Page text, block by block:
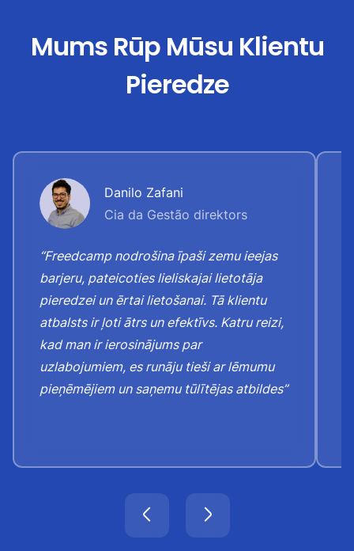
Mums Rūp Mūsu Klientu
Pieredze
Danilo Zafani
Cia da Gestão direktors
“Freedcamp nodrošina īpaši zemu ieejas
barjeru, pateicoties lieliskajai lietotāja
pieredzei un ērtai lietošanai. Tā klientu
atbalsts ir ļoti ātrs un efektīvs. Katru reizi,
kad man ir ierosinājums par
uzlabojumiem, es runāju tieši ar lēmumu
pieņēmējiem un saņemu tūlītējas atbildes”